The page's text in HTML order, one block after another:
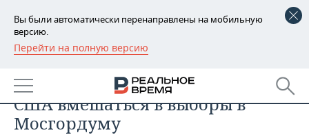
Вы были автоматически перенаправлены на мобильную
версию.
Перейти на полную версию
РЕГИОНЫ
БАШКОРТОСТАН
ТАТАРСТАН
НОВОСТИ
АНАЛИТИКА
Сенаторы сообщили о попытках
США вмешаться в выборы в
Мосгордуму